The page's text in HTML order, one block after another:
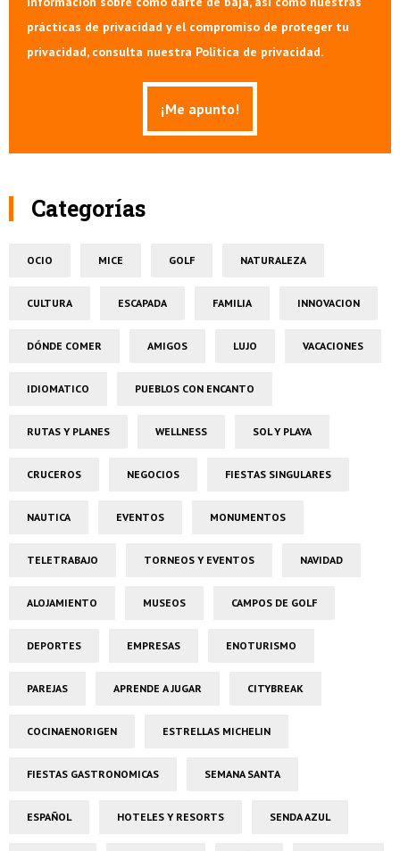
prácticas de privacidad y el compromiso de proteger tu
privacidad, consulta nuestra Política de privacidad.
Categorías
OCIO MICE GOLF NATURALEZA
CULTURA ESCAPADA FAMILIA INNOVACION
DÓNDE COMER AMIGOS LUJO VACACIONES
IDIOMATICO PUEBLOS CON ENCANTO
RUTAS Y PLANES WELLNESS SOL Y PLAYA
CRUCEROS NEGOCIOS FIESTAS SINGULARES
NAUTICA EVENTOS MONUMENTOS
TELETRABAJO TORNEOS Y EVENTOS NAVIDAD
ALOJAMIENTO MUSEOS CAMPOS DE GOLF
DEPORTES EMPRESAS ENOTURISMO
PAREJAS APRENDE A JUGAR CITYBREAK
COCINAENORIGEN ESTRELLAS MICHELIN
FIESTAS GASTRONOMICAS SEMANA SANTA
ESPAÑOL HOTELES Y RESORTS SENDA AZUL